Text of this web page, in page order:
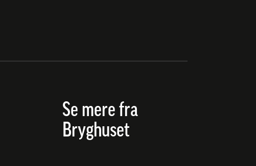
Se mere fra
Bryghuset